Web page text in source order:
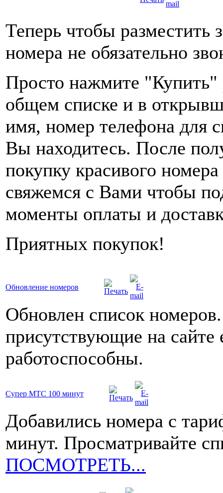
Теперь чтобы разместить
номера не обязательно
Просто нажмите
общем списке и в
имя, номер телефона для
Вы находитесь. После
покупку красивого
свяжемся с Вами чтобы
моменты оплаты и
Приятных покупок!
Обновление номеров
Обновлен список
присутствующие на сайте
работоспособны.
Супер МТС 100 минут
Добавились номера с
минут. Просматривайте
ПОСМОТРЕТЬ...